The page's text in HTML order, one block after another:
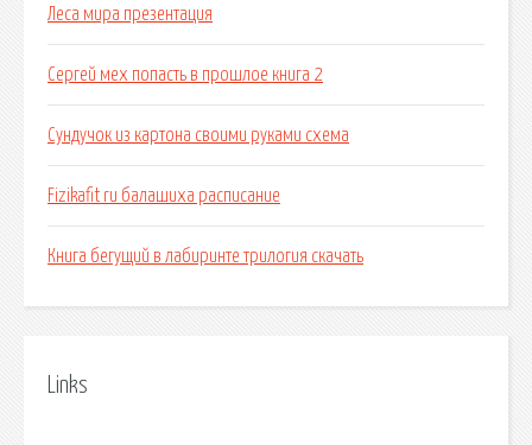
Леса мира презентация
Сергей мех попасть в прошлое книга 2
Сундучок из картона своими руками схема
Fizikafit ru балашиха расписание
Книга бегущий в лабиринте трилогия скачать
Links